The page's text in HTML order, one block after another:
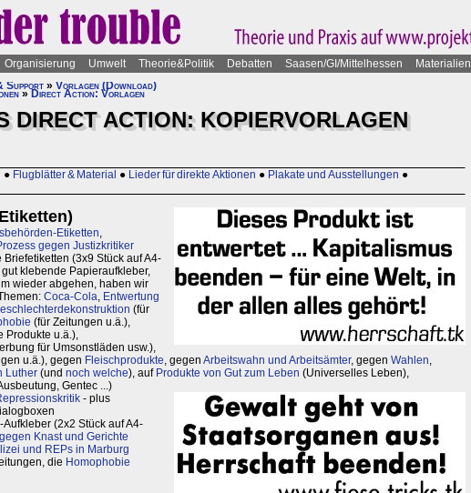
Organisierung Umwelt Theorie&Politik Debatten Saasen/GI/Mittelhessen Materialien
Support » Vorlagen (Download)
» Direct Action: Vorlagen
DIRECT ACTION: KOPIERVORLAGEN
● Flugblätter & Material ● Lieder für direkte Aktionen ● Plakate und Ausstellungen ●
Etiketten,
gegen Justizkritiker
(3x9 Stück auf A4-
klebende Papieraufkleber,
wieder abgehen, haben wir
Coca-Cola, Entwertung
(für
(für Zeitungen u.ä.),
Produkte u.ä.),
für Umsonstläden usw.),
u.ä.), gegen Fleischprodukte, gegen Arbeitswahn und Arbeitsämter, gegen Wahlen,
Luther (und noch welche), auf Produkte von Gut zum Leben (Universelles Leben),
Gentec ...)
- plus
(2x2 Stück auf A4-
Knast und Gerichte
und REPs in Marburg
die Homophobie